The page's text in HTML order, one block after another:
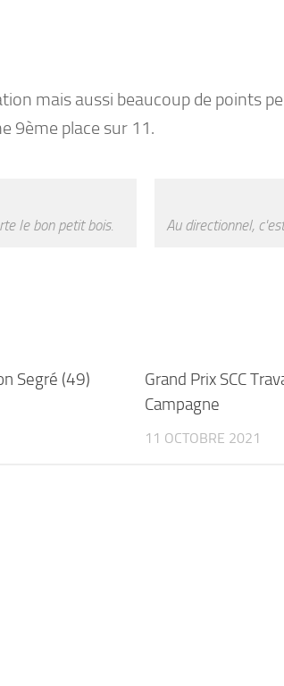
mais aussi beaucoup de points
9ème place sur 11.
le bon petit bois. Au directionnel,
Segré (49)
Grand Prix SCC
Campagne
11 OCTOBRE 2021